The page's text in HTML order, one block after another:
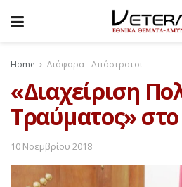
Home Διάφορα - Απόστρατοι
«Διαχείριση
Τραύματος»
10 Νοεμβρίου 2018